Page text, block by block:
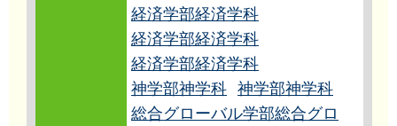
経済学部経済学科
経済学部経済学科
経済学部経済学科
神学部神学科 神学部神学科
総合グローバル学部総合グロ